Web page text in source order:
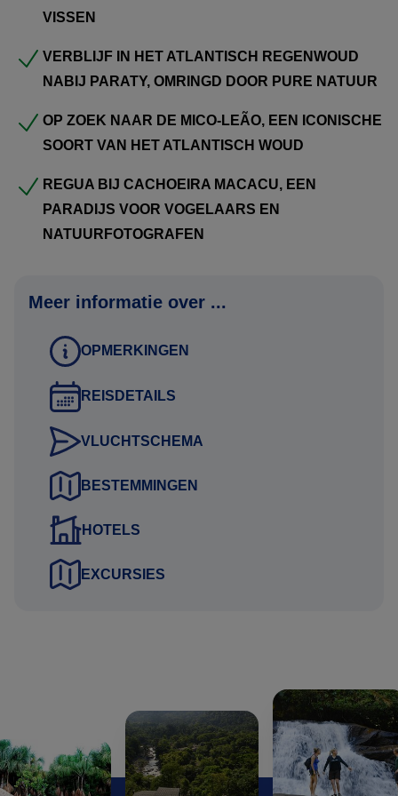
dan verneem ik graag uw terugkoppeling.
Om het landarrangement te boeken, ontvangen wij graag
de volgende gegevens:
Namen zoals vermeld in het paspoort
Paspoortnummers
Adres voor vermelding op de factuur
Mobiel nummer waarop het reisgezelschap tijdens de reis
Deze gegevens kunt u via het aanvraag tabblad van het
reisvoorstel versturen. Uw gegevens worden via een
beveiligde HTTPS verbinding naar ons verstuurd.
Uitkijkend naar uw reactie.
Hartelijke groet namens het Brazilie Reis Specialist team,
Gustavo Lucena Lage
Reisadviseur
VISSEN
VERBLIJF IN HET ATLANTISCH REGENWOUD
NABIJ PARATY, OMRINGD DOOR PURE NATUUR
OP ZOEK NAAR DE MICO-LEÃO, EEN ICONISCHE
SOORT VAN HET ATLANTISCH WOUD
REGUA BIJ CACHOEIRA MACACU, EEN
PARADIJS VOOR VOGELAARS EN
NATUURFOTOGRAFEN
Meer informatie over ...
OPMERKINGEN
REISDETAILS
VLUCHTSCHEMA
BESTEMMINGEN
HOTELS
EXCURSIES